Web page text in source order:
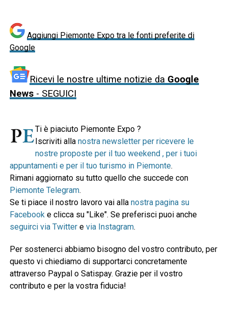
Aggiungi Piemonte Expo tra le fonti preferite di
Google
Ricevi le nostre ultime notizie da Google
News- SEGUICI
Ti è piaciuto Piemonte Expo ?
Iscriviti alla nostra newsletter per ricevere le
nostre proposte per il tuo weekend , per i tuoi
appuntamenti e per il tuo turismo in Piemonte.
Rimani aggiornato su tutto quello che succede con
Piemonte Telegram.
Se ti piace il nostro lavoro vai alla nostra pagina su
Facebooke clicca su "Like". Se preferisci puoi anche
seguirci via Twittere via Instagram.
Per sostenerci abbiamo bisogno del vostro contributo, per
questo vi chiediamo di supportarci concretamente
attraverso Paypal o Satispay. Grazie per il vostro
contributo e per la vostra fiducia!